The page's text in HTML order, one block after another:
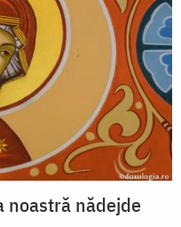
noastră nădejde